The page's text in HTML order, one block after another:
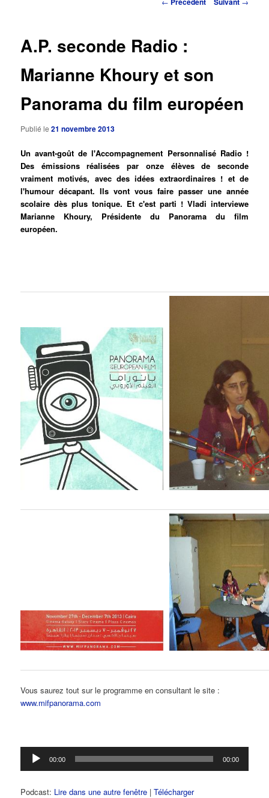
A.P. seconde Radio :
Marianne Khoury et son
Panorama du film européen
Publié le21 novembre 2013
Un avant-goût de l'Accompagnement Personnalisé Radio !
Des émissions réalisées par onze élèves de seconde
vraiment motivés, avec des idées extraordinaires ! et de
l'humour décapant. Ils vont vous faire passer une année
scolaire dès plus tonique. Et c'est parti ! Vladi interviewe
Marianne Khoury, Présidente du Panorama du film
européen.
Vous saurez tout sur le programme en consultant le site :
www.mifpanorama.com
Lecteur
audio
00:00 00:00
Podcast: Lire dans une autre fenêtre |Télécharger